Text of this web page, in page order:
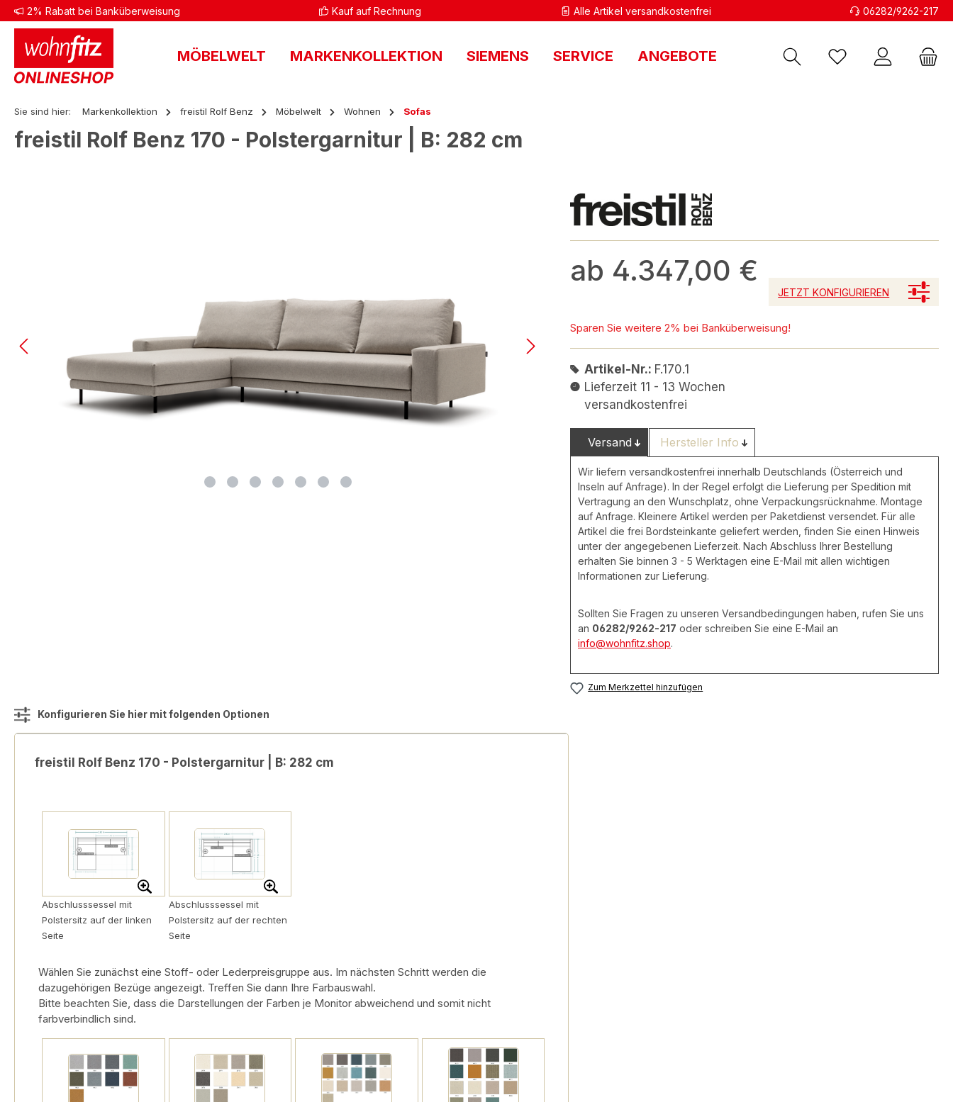
Hauptinhalt springen
Zur Suche springen
Zur Hauptnavigation springen
2% Rabatt bei Banküberweisung Kauf auf Rechnung Alle Artikel versandkostenfrei 06282/9262-217
MÖBELWELT MARKENKOLLEKTION SIEMENS SERVICE ANGEBOTE
Sie sind hier: Markenkollektion freistil Rolf Benz Möbelwelt Wohnen Sofas
freistil Rolf Benz 170 - Polstergarnitur | B: 282 cm
ab 4.347,00 €
JETZT KONFIGURIEREN
Sparen Sie weitere 2% bei Banküberweisung!
Artikel-Nr.: F.170.1
Lieferzeit 11 - 13 Wochen
versandkostenfrei
Versand Hersteller Info
Wir liefern versandkostenfrei innerhalb Deutschlands (Österreich und
Inseln auf Anfrage). In der Regel erfolgt die Lieferung per Spedition mit
Vertragung an den Wunschplatz, ohne Verpackungsrücknahme. Montage
auf Anfrage. Kleinere Artikel werden per Paketdienst versendet. Für alle
Artikel die frei Bordsteinkante geliefert werden, finden Sie einen Hinweis
unter der angegebenen Lieferzeit. Nach Abschluss Ihrer Bestellung
erhalten Sie binnen 3 - 5 Werktagen eine E-Mail mit allen wichtigen
Informationen zur Lieferung.
Sollten Sie Fragen zu unseren Versandbedingungen haben, rufen Sie uns
an 06282/9262-217 oder schreiben Sie eine E-Mail an
info@wohnfitz.shop.
Zum Merkzettel hinzufügen
Konfigurieren Sie hier mit folgenden Optionen
freistil Rolf Benz 170 - Polstergarnitur | B: 282 cm
Abschlusssessel mit
Polstersitz auf der linken
Seite
Abschlusssessel mit
Polstersitz auf der rechten
Seite
Wählen Sie zunächst eine Stoff- oder Lederpreisgruppe aus. Im nächsten Schritt werden die
dazugehörigen Bezüge angezeigt. Treffen Sie dann Ihre Farbauswahl.
Bitte beachten Sie, dass die Darstellungen der Farben je Monitor abweichend und somit nicht
farbverbindlich sind.